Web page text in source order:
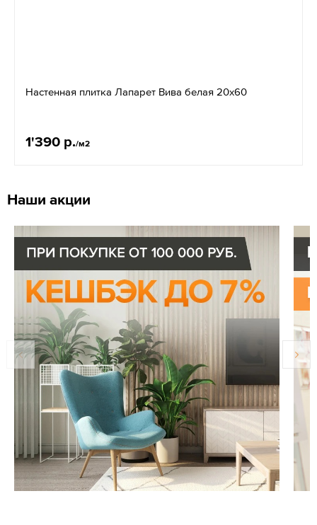
Настенная плитка Лапарет Вива белая 20x60
1'390 р./м2
Наши акции